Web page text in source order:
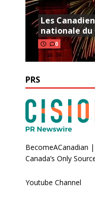
Les
nationale du
0
PRS
BecomeACanadian
Canada’s Only
Youtube Channel